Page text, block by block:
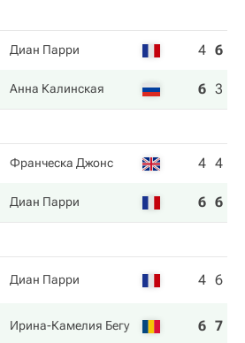
Диан Парри 4 6
Анна Калинская 6 3
Франческа Джонс 4 4
Диан Парри 6 6
Диан Парри 4 6
Ирина-Камелия Бегу 6 7